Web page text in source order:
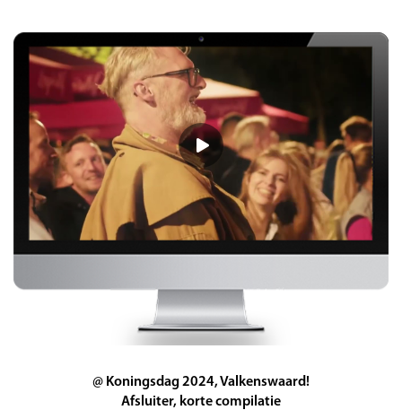
@ Koningsdag 2024, Valkenswaard!
Afsluiter, korte compilatie